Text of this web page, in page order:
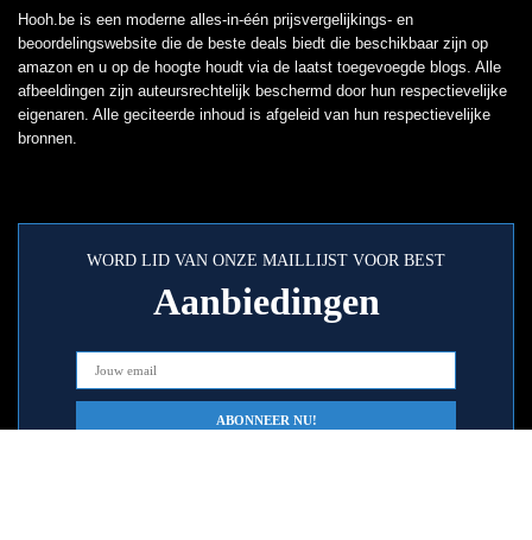
Hooh.be is een moderne alles-in-één prijsvergelijkings- en
beoordelingswebsite die de beste deals biedt die beschikbaar zijn op
amazon en u op de hoogte houdt via de laatst toegevoegde blogs. Alle
afbeeldingen zijn auteursrechtelijk beschermd door hun respectievelijke
eigenaren. Alle geciteerde inhoud is afgeleid van hun respectievelijke
bronnen.
WORD LID VAN ONZE MAILLIJST VOOR BEST
Aanbiedingen